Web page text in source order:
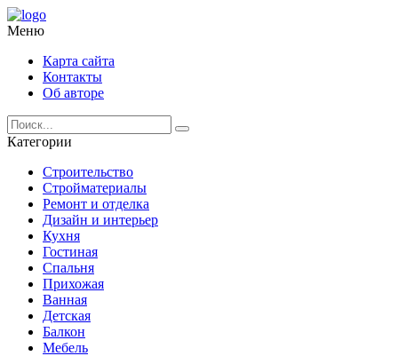
Меню
Карта сайта
Контакты
Об авторе
Категории
Строительство
Стройматериалы
Ремонт и отделка
Дизайн и интерьер
Кухня
Гостиная
Спальня
Прихожая
Ванная
Детская
Балкон
Мебель